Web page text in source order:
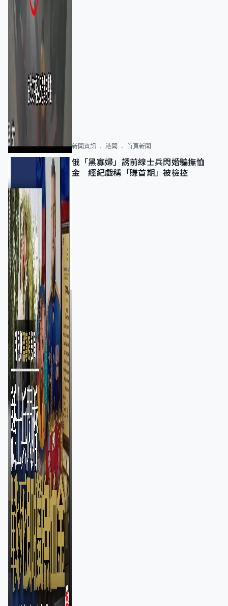
新聞資訊 港聞 首頁新聞
俄「黑寡婦」誘前線士兵閃婚騙撫恤
金 經紀戲稱「賺首期」被檢控